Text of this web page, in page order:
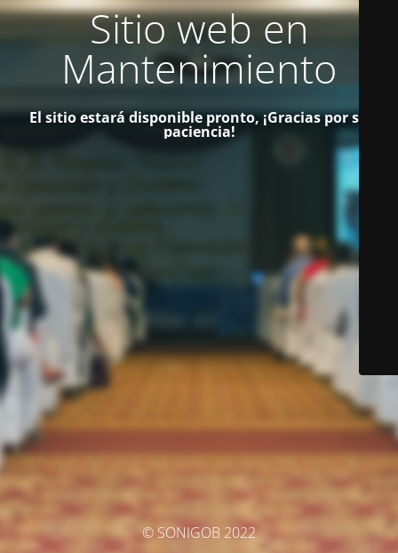
Sitio web en
Mantenimiento
El sitio estará disponible pronto, ¡Gracias por su
paciencia!
© SONIGOB 2022